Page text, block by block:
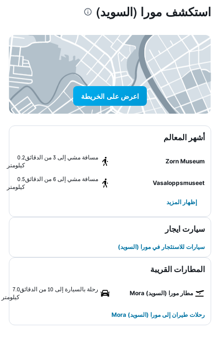
استكشف مورا (السويد)
اعرض على الخريطة
أشهر المعالم
Zorn Museum
مسافة مشي إلى 3 من الدقائق
0.2
كيلومتر
Vasaloppsmuseet
مسافة مشي إلى 6 من الدقائق
0.5
كيلومتر
إظهار المزيد
سيارت ايجار
سيارات للاستئجار في مورا (السويد)
المطارات القريبة
مطار مورا (السويد) Mora
رحلة بالسيارة إلى 10 من الدقائق
7.0
كيلومتر
رحلات طيران إلى مورا (السويد) Mora